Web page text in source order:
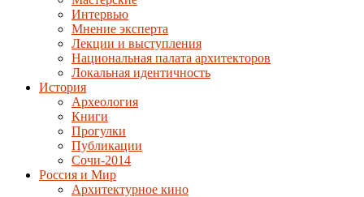
Интервью
Мнение эксперта
Лекции и выступления
Национальная палата архитекторов
Локальная идентичность
История
Археология
Книги
Прогулки
Публикации
Сочи-2014
Россия и Мир
Архитектурное кино